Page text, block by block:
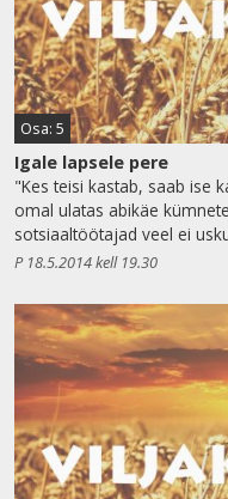
Osa: 5
Igale lapsele pere
"Kes teisi kastab, saab ise
omal ulatas abikäe
sotsiaaltöötajad veel ei
P 18.5.2014 kell 19.30